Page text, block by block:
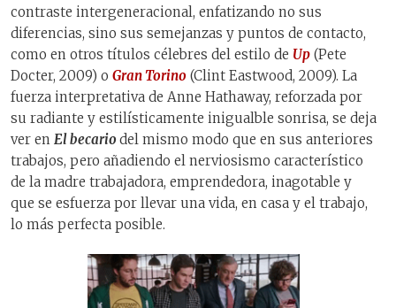
contraste intergeneracional, enfatizando no sus
diferencias, sino sus semejanzas y puntos de contacto,
como en otros títulos célebres del estilo de Up (Pete
Docter, 2009) o Gran Torino (Clint Eastwood, 2009). La
fuerza interpretativa de Anne Hathaway, reforzada por
su radiante y estilísticamente inigualble sonrisa, se deja
ver en El becariodel mismo modo que en sus anteriores
trabajos, pero añadiendo el nerviosismo característico
de la madre trabajadora, emprendedora, inagotable y
que se esfuerza por llevar una vida, en casa y el trabajo,
lo más perfecta posible.